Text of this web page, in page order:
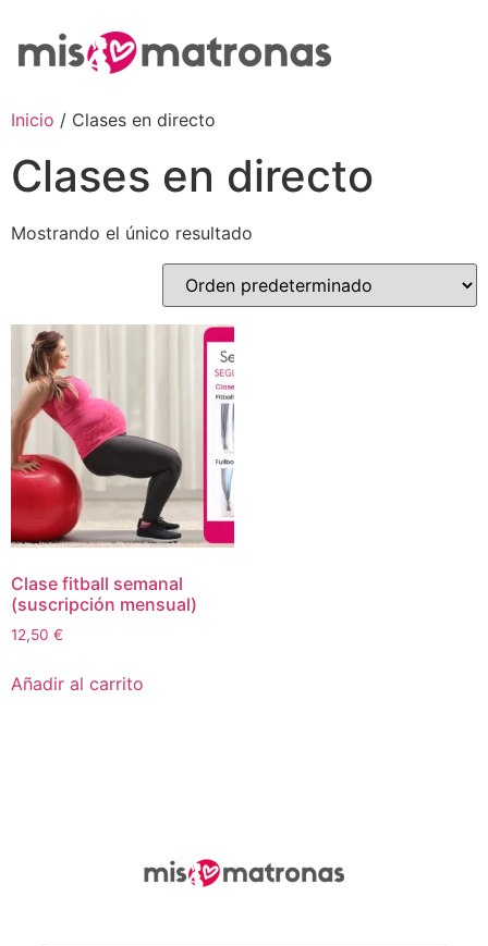
Inicio / Clases en directo
Clases en directo
Mostrando el único resultado
Clase fitball semanal
(suscripción mensual)
12,50 €
Añadir al carrito